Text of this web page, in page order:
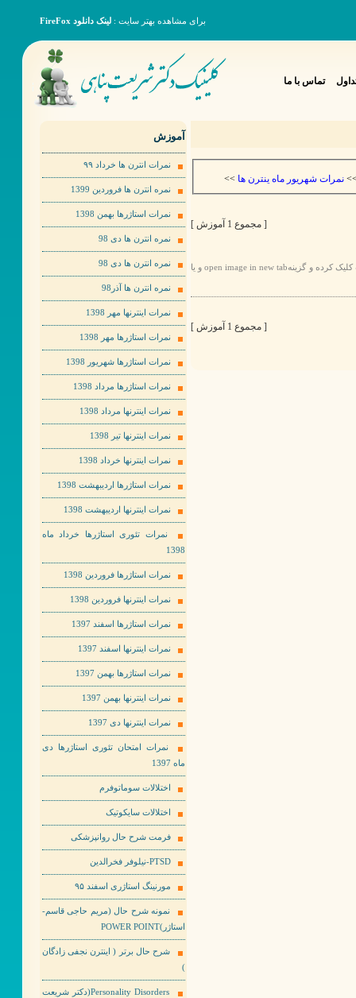
برای مشاهده بهتر سایت : لینک دانلود FireFox
تماس با ما
نمرات شهریور ماه ینترن ها >>
[ مجموع 1 آموزش ]
برای مشاهده عکس ها به صورت بهتر لطفا روی عکس مورد نظر راست کلیک کرده و گزینهopen image in new tab و یا
[ مجموع 1 آموزش ]
آموزش
نمرات انترن ها خرداد ٩٩
نمره انترن ها فروردین 1399
نمرات استاژرها بهمن 1398
نمره انترن ها دی 98
نمره انترن ها دی 98
نمره انترن ها آذر98
نمرات اینترنها مهر 1398
نمرات استاژرها مهر 1398
نمرات استاژرها شهریور 1398
نمرات استاژرها مرداد 1398
نمرات اینترنها مرداد 1398
نمرات اینترنها تیر 1398
نمرات اینترنها خرداد 1398
نمرات استاژرها اردیبهشت 1398
نمرات اینترنها اردیبهشت 1398
نمرات تئوری استاژرها خرداد ماه
1398
نمرات استاژرها فروردین 1398
نمرات اینترنها فروردین 1398
نمرات استاژرها اسفند 1397
نمرات اینترنها اسفند 1397
نمرات استاژرها بهمن 1397
نمرات اینترنها بهمن 1397
نمرات اینترنها دی 1397
نمرات امتحان تئوری استاژرها دی
ماه 1397
اختلالات سوماتوفرم
اختلالات سایکوتیک
فرمت شرح حال روانپزشکی
PTSD-نیلوفر فخرالدین
مورنینگ استاژری اسفند ۹۵
نمونه شرح حال (مریم حاجی قاسم-
استاژر)POWER POINT
شرح حال برتر ( اینترن نجفی زادگان
)
Personality Disorders(دکتر شریعت